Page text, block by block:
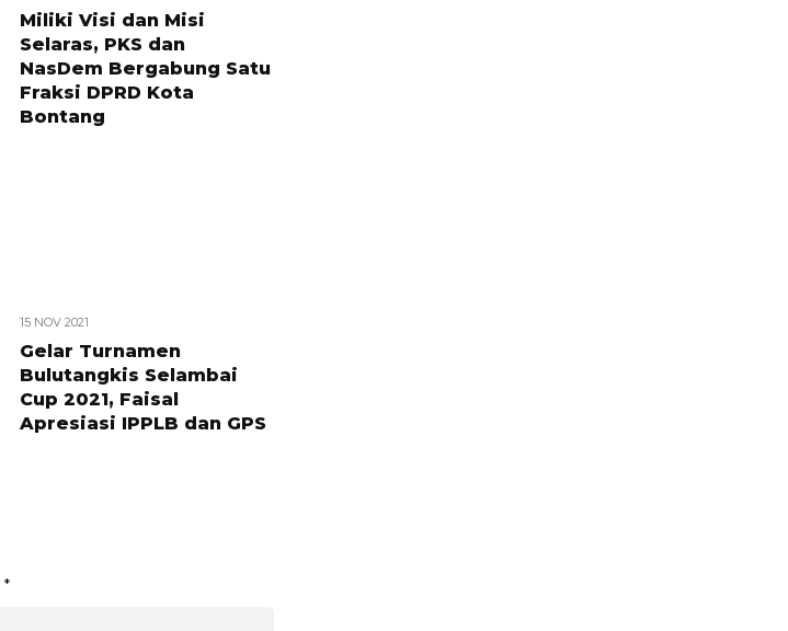
Miliki Visi dan Misi
Selaras, PKS dan
NasDem Bergabung Satu
Fraksi DPRD Kota
Bontang
15 NOV 2021
Gelar Turnamen
Bulutangkis Selambai
Cup 2021, Faisal
Apresiasi IPPLB dan GPS
*